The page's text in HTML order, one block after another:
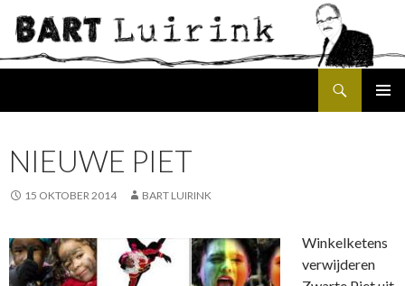
NIEUWE PIET
15 OKTOBER 2014 BART LUIRINK
Winkelketens
verwijderen